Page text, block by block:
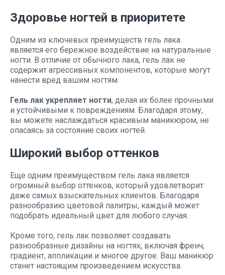
Здоровье ногтей в приоритете
Одним из ключевых преимуществ гель лака
является его бережное воздействие на натуральные
ногти. В отличие от обычного лака, гель лак не
содержит агрессивных компонентов, которые могут
нанести вред вашим ногтям.
Гель лак укрепляет ногти, делая их более прочными
и устойчивыми к повреждениям. Благодаря этому,
вы можете наслаждаться красивым маникюром, не
опасаясь за состояние своих ногтей.
Широкий выбор оттенков
Еще одним преимуществом гель лака является
огромный выбор оттенков, который удовлетворит
даже самых взыскательных клиентов. Благодаря
разнообразию цветовой палитры, каждый может
подобрать идеальный цвет для любого случая.
Кроме того, гель лак позволяет создавать
разнообразные дизайны на ногтях, включая френч,
градиент, аппликации и многое другое. Ваш маникюр
станет настоящим произведением искусства.